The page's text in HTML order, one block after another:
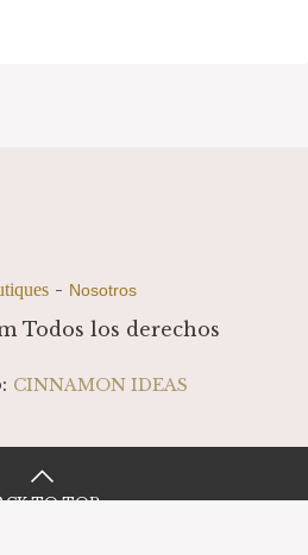
- Nosotros
Todos los derechos
CINNAMON IDEAS
TO TOP